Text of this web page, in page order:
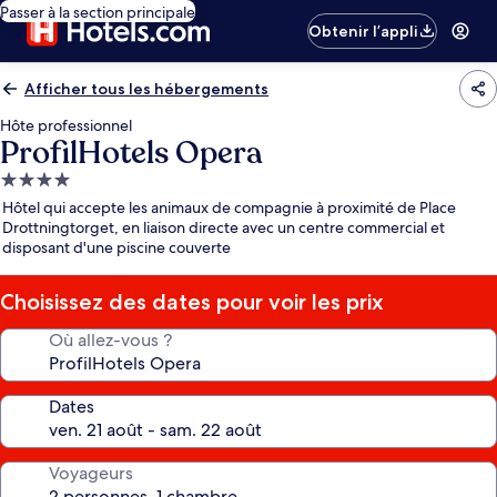
Passer à la section principale
Obtenir l’appli
Afficher tous les hébergements
Hôte professionnel
ProfilHotels Opera
Hébergement
4.0 étoiles
Hôtel qui accepte les animaux de compagnie à proximité de Place
Drottningtorget, en liaison directe avec un centre commercial et
disposant d'une piscine couverte
Choisissez des dates pour voir les prix
Où allez-vous ?
Dates
Voyageurs